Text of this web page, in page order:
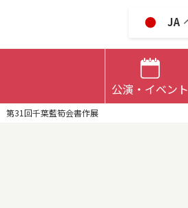
JA
HALL
公演・イベント
第31回千葉藍筍会書作展